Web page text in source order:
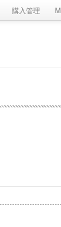
購入管理